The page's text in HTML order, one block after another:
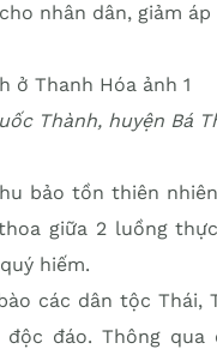
nhân dân, giảm
Thành, huyện Bá
bảo tồn thiên
giữa 2 luồng
hiếm.
các dân tộc Thái,
đáo. Thông qua